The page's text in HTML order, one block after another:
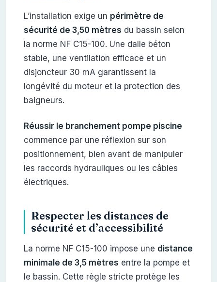
L’installation exige un périmètre de
sécurité de 3,50 mètres du bassin selon
la norme NF C15-100. Une dalle béton
stable, une ventilation efficace et un
disjoncteur 30 mA garantissent la
longévité du moteur et la protection des
baigneurs.
Réussir le branchement pompe piscine
commence par une réflexion sur son
positionnement, bien avant de manipuler
les raccords hydrauliques ou les câbles
électriques.
Respecter les distances de
sécurité et d’accessibilité
La norme NF C15-100 impose une distance
minimale de 3,5 mètres entre la pompe et
le bassin. Cette règle stricte protège les